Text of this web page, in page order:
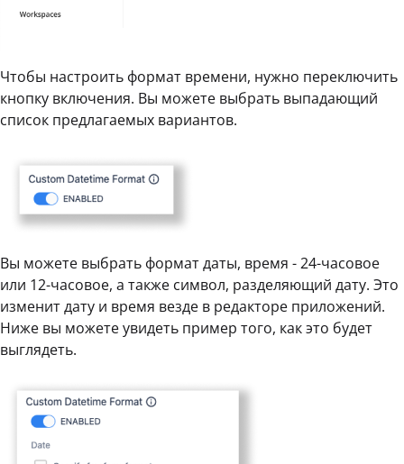
Чтобы настроить формат времени, нужно переключить
кнопку включения. Вы можете выбрать выпадающий
список предлагаемых вариантов.
Вы можете выбрать формат даты, время - 24-часовое
или 12-часовое, а также символ, разделяющий дату. Это
изменит дату и время везде в редакторе приложений.
Ниже вы можете увидеть пример того, как это будет
выглядеть.